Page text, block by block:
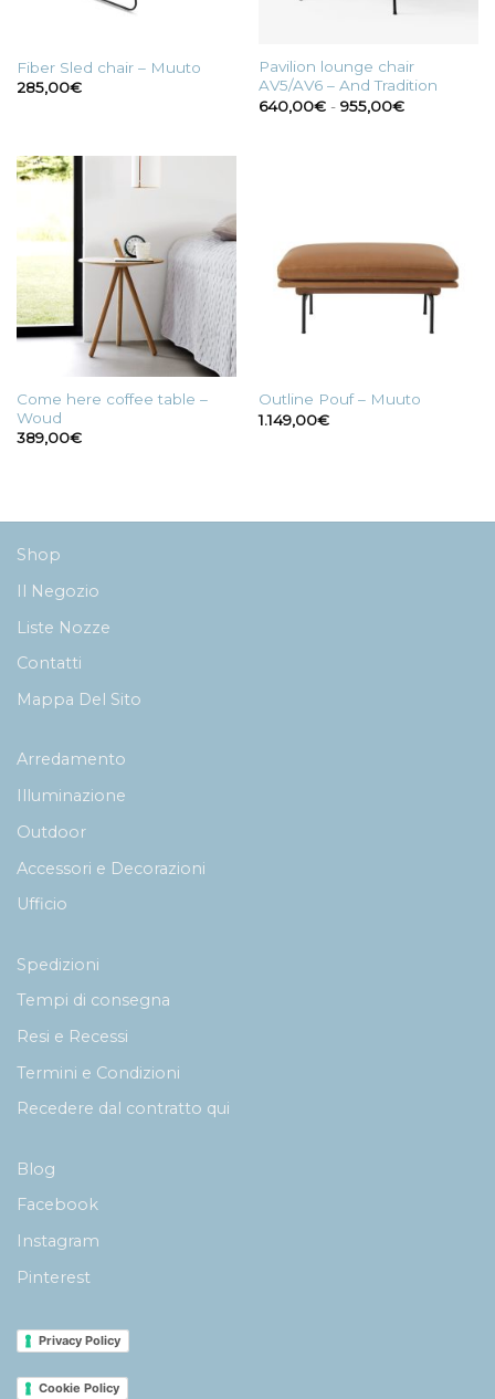
Fiber Sled chair – Muuto
285,00€
Pavilion lounge chair
AV5/AV6 – And Tradition
640,00€ - 955,00€Fascia
Come here coffee table –
Woud
389,00€
Outline Pouf – Muuto
1.149,00€
Shop
Il Negozio
Liste Nozze
Contatti
Mappa Del Sito
Arredamento
Illuminazione
Outdoor
Accessori e Decorazioni
Ufficio
Spedizioni
Tempi di consegna
Resi e Recessi
Termini e Condizioni
Recedere dal contratto qui
Blog
Facebook
Instagram
Pinterest
Privacy Policy
Cookie Policy